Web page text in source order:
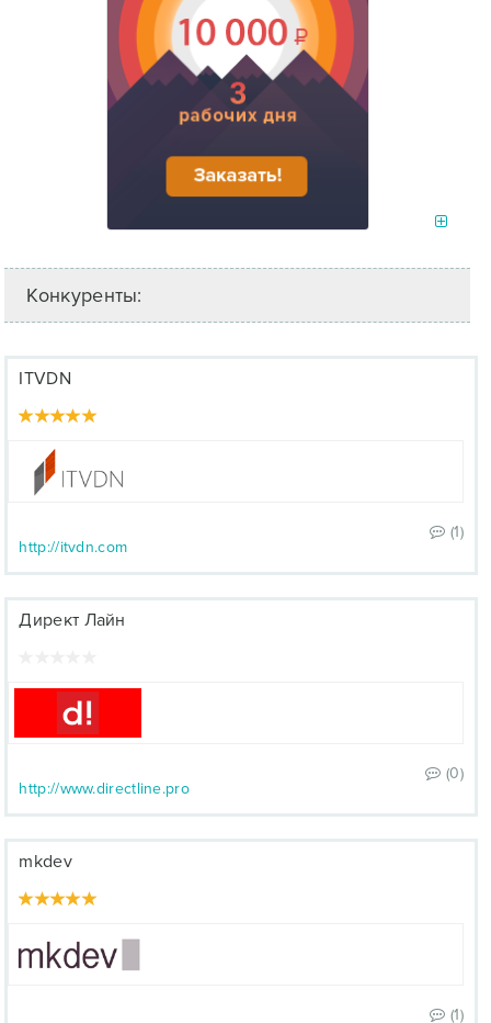
Конкуренты:
ITVDN
(1)
http://itvdn.com
Директ Лайн
(0)
http://www.directline.pro
mkdev
(1)